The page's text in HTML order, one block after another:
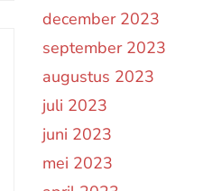
december 2023
september 2023
augustus 2023
juli 2023
juni 2023
mei 2023